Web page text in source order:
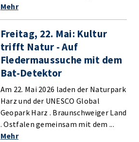
Mehr
Freitag, 22. Mai: Kultur
trifft Natur - Auf
Fledermaussuche mit dem
Bat-Detektor
Am 22. Mai 2026 laden der Naturpark
Harz und der UNESCO Global
Geopark Harz . Braunschweiger Land
. Ostfalen gemeinsam mit dem ...
Mehr